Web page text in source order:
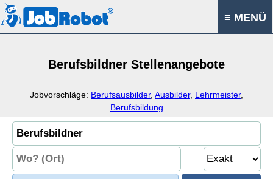
≡ MENÜ
Berufsbildner Stellenangebote
Jobvorschläge: Berufsausbilder, Ausbilder, Lehrmeister,
Berufsbildung